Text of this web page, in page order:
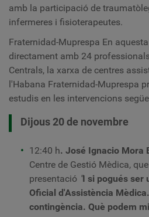
amb la participació de
infermeres i fisioterapeutes.
Fraternidad-Muprespa En
directament amb 24
Centrals, la xarxa de centres
l'Habana Fraternidad-Muprespa
estudis en les intervencions
Dijous 20 de novembre
12:40 h. José Ignacio Mora
Centre de Gestió Mèdica,
presentació "I si pogués ser
Oficial d'Assistència Mèdica.
contingència. Què podem